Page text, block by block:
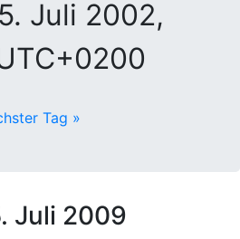
Juli 2002,
Tag »
Juli 2009